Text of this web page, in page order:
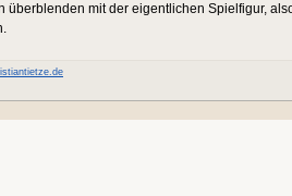
überblenden mit der eigentlichen Spielfigur,